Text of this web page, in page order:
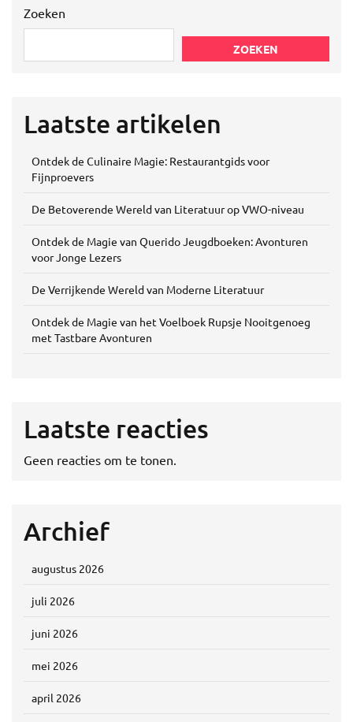
Zoeken
ZOEKEN
Laatste artikelen
Ontdek de Culinaire Magie: Restaurantgids voor
Fijnproevers
De Betoverende Wereld van Literatuur op VWO-niveau
Ontdek de Magie van Querido Jeugdboeken: Avonturen
voor Jonge Lezers
De Verrijkende Wereld van Moderne Literatuur
Ontdek de Magie van het Voelboek Rupsje Nooitgenoeg
met Tastbare Avonturen
Laatste reacties
Geen reacties om te tonen.
Archief
augustus 2026
juli 2026
juni 2026
mei 2026
april 2026